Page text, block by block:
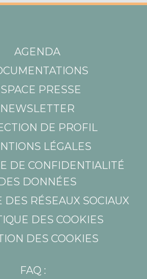
AGENDA
PRESSE
NEWSLETTER
DE PROFIL
LÉGALES
DE CONFIDENTIALITÉ
DONNÉES
DES RÉSEAUX SOCIAUX
DES COOKIES
DES COOKIES
FAQ :